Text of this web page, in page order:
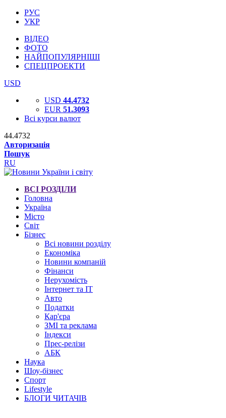
РУС
УКР
ВІДЕО
ФОТО
НАЙПОПУЛЯРНІШІ
СПЕЦПРОЕКТИ
USD
USD 44.4732
EUR 51.3093
Всі курси валют
44.4732
Авторизація
Пошук
RU
ВСІ РОЗДІЛИ
Головна
Україна
Місто
Світ
Бізнес
Всі новини розділу
Економіка
Новини компаній
Фінанси
Нерухомість
Інтернет та IT
Авто
Податки
Кар'єра
ЗМІ та реклама
Індекси
Прес-релізи
АБК
Наука
Шоу-бізнес
Спорт
Lifestyle
БЛОГИ ЧИТАЧІВ